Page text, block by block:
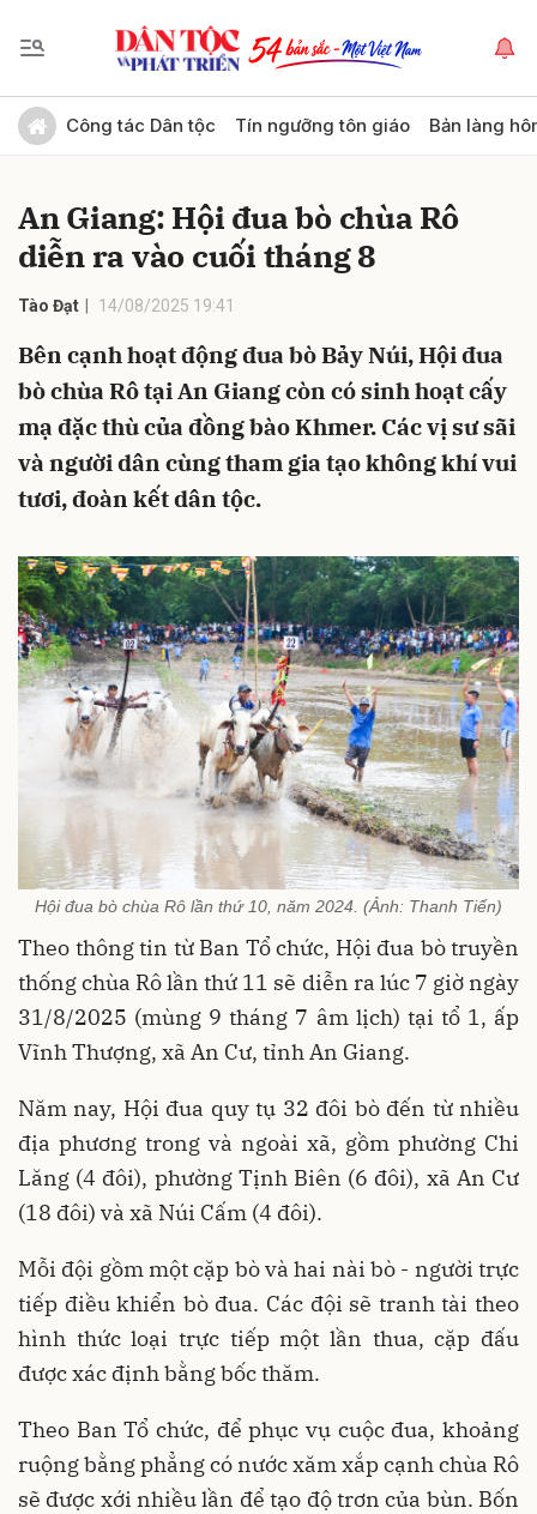
Công tác Dân tộc Tín ngưỡng tôn giáo Bản làng
An Giang: Hội đua bò chùa Rô
diễn ra vào cuối tháng 8
Tào Đạt 14/08/2025 19:41
Bên cạnh hoạt động đua bò Bảy Núi, Hội đua
bò chùa Rô tại An Giang còn có sinh hoạt cấy
mạ đặc thù của đồng bào Khmer. Các vị sư sãi
và người dân cùng tham gia tạo không khí vui
tươi, đoàn kết dân tộc.
Hội đua bò chùa Rô lần thứ 10, năm 2024. (Ảnh: Thanh Tiến)
Theo thông tin từ Ban Tổ chức, Hội đua bò truyền
thống chùa Rô lần thứ 11 sẽ diễn ra lúc 7 giờ ngày
31/8/2025 (mùng 9 tháng 7 âm lịch) tại tổ 1, ấp
Vĩnh Thượng, xã An Cư, tỉnh An Giang.
Năm nay, Hội đua quy tụ 32 đôi bò đến từ nhiều
địa phương trong và ngoài xã, gồm phường Chi
Lăng (4 đôi), phường Tịnh Biên (6 đôi), xã An Cư
(18 đôi) và xã Núi Cấm (4 đôi).
Mỗi đội gồm một cặp bò và hai nài bò - người trực
tiếp điều khiển bò đua. Các đội sẽ tranh tài theo
hình thức loại trực tiếp một lần thua, cặp đấu
được xác định bằng bốc thăm.
Theo Ban Tổ chức, để phục vụ cuộc đua, khoảng
ruộng bằng phẳng có nước xăm xắp cạnh chùa Rô
sẽ được xới nhiều lần để tạo độ trơn của bùn. Bốn
Gửi bình luận
Hủy Gửi